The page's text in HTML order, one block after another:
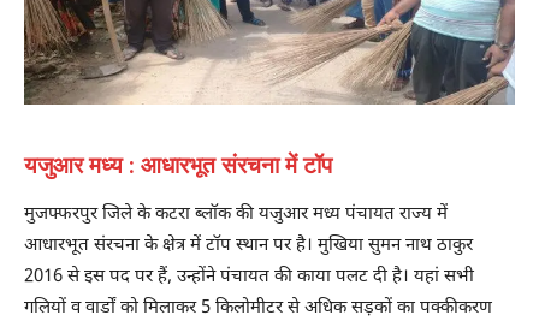
यजुआर मध्य : आधारभूत संरचना में टॉप
मुजफ्फरपुर जिले के कटरा ब्लॉक की यजुआर मध्य पंचायत राज्य में
आधारभूत संरचना के क्षेत्र में टॉप स्थान पर है। मुखिया सुमन नाथ ठाकुर
2016 से इस पद पर हैं, उन्होंने पंचायत की काया पलट दी है। यहां सभी
गलियों व वार्डों को मिलाकर 5 किलोमीटर से अधिक सड़कों का पक्कीकरण